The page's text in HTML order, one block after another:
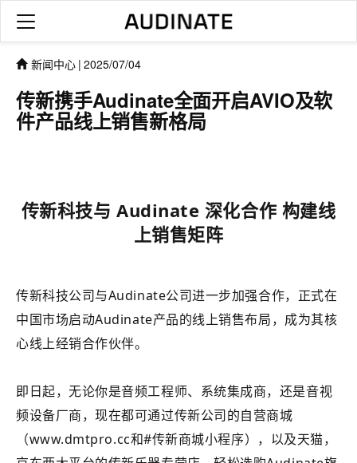
新闻中心 | 2025/07/04
传新携手Audinate全面开启AVIO及软
件产品线上销售新格局
传新科技与 Audinate 深化合作 构建线
上销售矩阵
传新科技公司与Audinate公司进一步加强合作，正式在
中国市场启动Audinate产品的线上销售布局，成为其核
心线上经销合作伙伴。
即日起，无论你是音频工程师、系统集成商，还是音视
频设备厂商，现在都可通过传新公司的自营商城
（www.dmtpro.cc和#传新商城小程序），以及天猫，